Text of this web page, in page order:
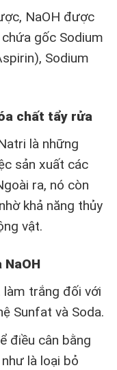
NaOH được
gốc Sodium
Sodium
chất tẩy rửa
là những
sản xuất các
ra, nó còn
khả năng thủy
vật.
làm trắng đối với
Sunfat và Soda.
điều cân bằng
là loại bỏ